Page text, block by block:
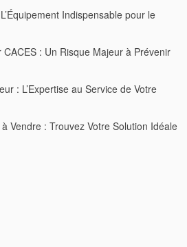
Indispensable pour le
: Un Risque Majeur à Prévenir
: L’Expertise au Service de Votre
Vendre : Trouvez Votre Solution Idéale